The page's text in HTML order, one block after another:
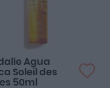
Agua
Soleil des
50ml